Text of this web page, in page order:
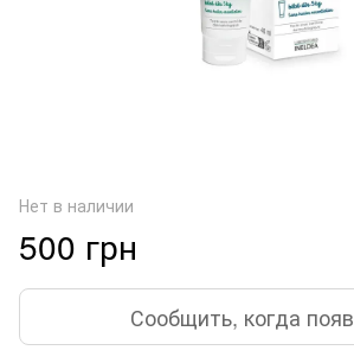
Нет в наличии
500 грн
Сообщить, когда